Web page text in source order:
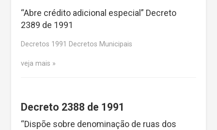
“Abre crédito adicional especial” Decreto
2389 de 1991
Decretos 1991 Decretos Municipais
veja mais
Decreto 2388 de 1991
“Dispõe sobre denominação de ruas dos